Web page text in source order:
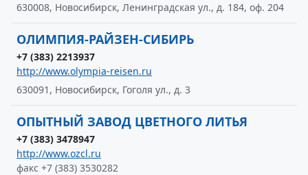
630008, Новосибирск, Ленинградская ул., д. 184, оф. 204
ОЛИМПИЯ-РАЙЗЕН-СИБИРЬ
+7 (383) 2213937
http://www.olympia-reisen.ru
630091, Новосибирск, Гоголя ул., д. 3
ОПЫТНЫЙ ЗАВОД ЦВЕТНОГО ЛИТЬЯ
+7 (383) 3478947
http://www.ozcl.ru
факс +7 (383) 3530282